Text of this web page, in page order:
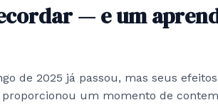
— e um
de 2025 já passou, mas seus
um momento de